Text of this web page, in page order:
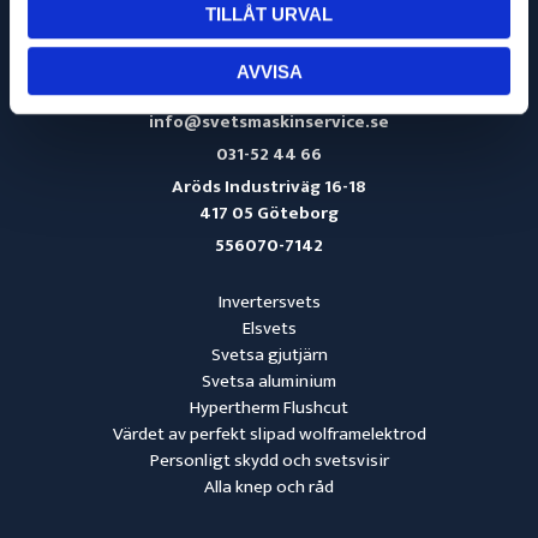
TILLÅT URVAL
AVVISA
Invertersvets
Elsvets
Svetsa gjutjärn
Svetsa aluminium
Hypertherm Flushcut
Värdet av perfekt slipad wolframelektrod
Personligt skydd och svetsvisir
Alla knep och råd
info@svetsmaskinservice.se
031-52 44 66
Aröds Industriväg 16-18
417 05 Göteborg
556070-7142